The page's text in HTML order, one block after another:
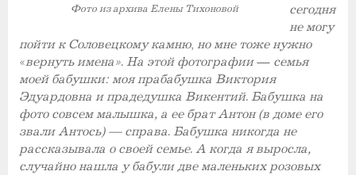
Фото из архива Елены Тихоновой
сегодня
не могу
пойти к Соловецкому камню, но мне тоже нужно
«вернуть имена». На этой фотографии— семья
моей бабушки: моя прабабушка Виктория
Эдуардовна и прадедушка Викентий. Бабушка на
фото совсем малышка, а ее брат Антон (в доме его
звали Антось) — справа. Бабушка никогда не
рассказывала о своей семье. А когда я выросла,
случайно нашла у бабули две маленьких розовых